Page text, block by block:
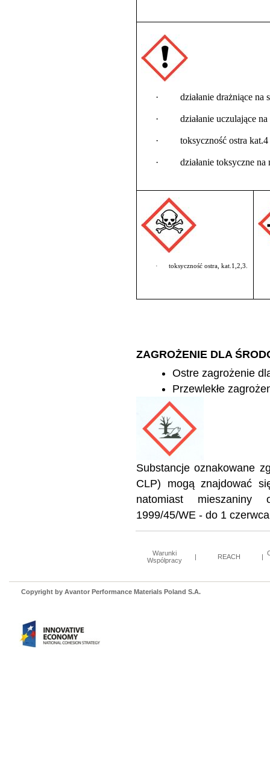
·
działanie drażniące na
·
działanie uczulające
·
toksyczność ostra kat.4
·
działanie toksyczne
· toksyczność ostra, kat.1,2,3.
ZAGROŻENIE DLA
Ostre zagrożenie
Przewlekłe
Substancje oznakowane
CLP) mogą znajdować
natomiast mieszaniny
1999/45/WE - do 1
Warunki
Wspólpracy
| REACH |
Copyright by Avantor Performance Materials Poland S.A.